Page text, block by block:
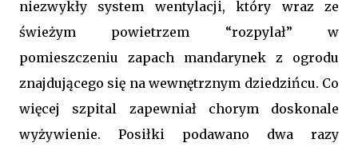
niezwykły system wentylacji, który wraz ze
świeżym powietrzem “rozpylał” w
pomieszczeniu zapach mandarynek z ogrodu
znajdującego się na wewnętrznym dziedzińcu. Co
więcej szpital zapewniał chorym doskonale
wyżywienie. Posiłki podawano dwa razy